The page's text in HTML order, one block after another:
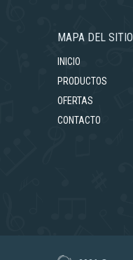
MAPA DEL SITIO
INICIO
PRODUCTOS
OFERTAS
CONTACTO